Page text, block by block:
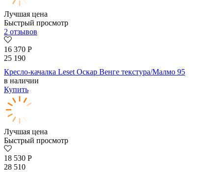
Лучшая цена
Быстрый просмотр
2 отзывов
16 370 Р
25 190
Кресло-качалка Leset Оскар Венге текстура/Малмо 95
в наличии
Купить
Лучшая цена
Быстрый просмотр
18 530 Р
28 510